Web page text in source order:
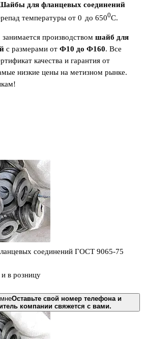
для фланцевых соединений
температуры от 0 до 6500С.
занимается производством шайб для
с размерами от Ф10 до Ф160. Все
качества и гарантия от
низкие цены на метизном рынке.
соединений ГОСТ 9065-75
в розницу
Оставьте свой номер телефона и
компании свяжется с вами.